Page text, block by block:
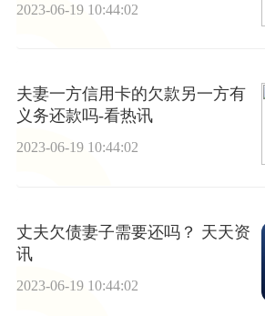
2023-06-19 10:44:02
夫妻一方信用卡的欠款另一方有
义务还款吗-看热讯
2023-06-19 10:44:02
丈夫欠债妻子需要还吗？ 天天资
讯
2023-06-19 10:44:02